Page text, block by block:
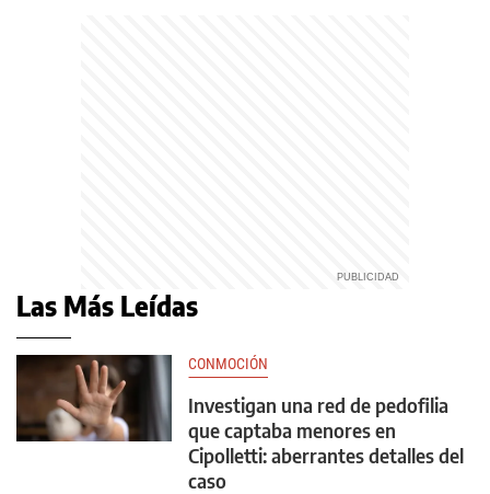
Las Más Leídas
CONMOCIÓN
Investigan una red de pedofilia
que captaba menores en
Cipolletti: aberrantes detalles del
caso